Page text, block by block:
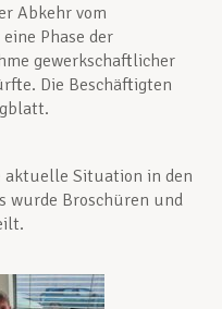
Abkehr vom
Phase der
gewerkschaftlicher
Die Beschäftigten
aktuelle Situation in den
wurde Broschüren und